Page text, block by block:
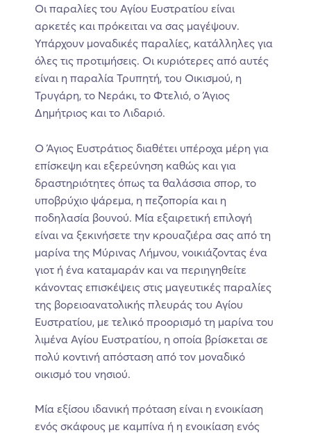
Οι παραλίες του Αγίου Ευστρατίου είναι
αρκετές και πρόκειται να σας μαγέψουν.
Υπάρχουν μοναδικές παραλίες, κατάλληλες για
όλες τις προτιμήσεις. Οι κυριότερες από αυτές
είναι η παραλία Τρυπητή, του Οικισμού, η
Τρυγάρη, το Νεράκι, το Φτελιό, ο Άγιος
Δημήτριος και το Λιδαριό.
Ο Άγιος Ευστράτιος διαθέτει υπέροχα μέρη για
επίσκεψη και εξερεύνηση καθώς και για
δραστηριότητες όπως τα θαλάσσια σπορ, το
υποβρύχιο ψάρεμα, η πεζοπορία και η
ποδηλασία βουνού. Μία εξαιρετική επιλογή
είναι να ξεκινήσετε την κρουαζιέρα σας από τη
μαρίνα της Μύρινας Λήμνου, νοικιάζοντας ένα
γιοτ ή ένα καταμαράν και να περιηγηθείτε
κάνοντας επισκέψεις στις μαγευτικές παραλίες
της βορειοανατολικής πλευράς του Αγίου
Ευστρατίου, με τελικό προορισμό τη μαρίνα του
λιμένα Αγίου Ευστρατίου, η οποία βρίσκεται σε
πολύ κοντινή απόσταση από τον μοναδικό
οικισμό του νησιού.
Μία εξίσου ιδανική πρόταση είναι η ενοικίαση
ενός σκάφους με καμπίνα ή η ενοικίαση ενός